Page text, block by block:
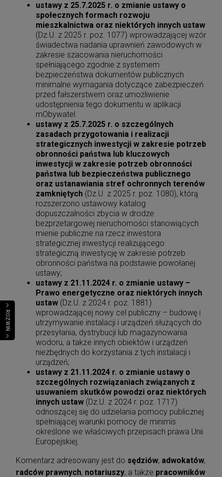
ROZWIŃ
ustawy z 25.7.2025 r. o zmianie ustawy o
społecznych formach rozwoju
mieszkalnictwa oraz niektórych innych ustaw
(Dz.U. z 2025 r. poz. 1077) wprowadzającej wzór
świadectwa nadania uprawnień zawodowych w
zakresie szacowania nieruchomości
spełniającego zgodnie z systemem
bezpieczeństwa dokumentów publicznych
minimalne wymagania dotyczące zabezpieczeń
przed fałszerstwem oraz umożliwienie
udostępnienia tego dokumentu w aplikacji
mObywatel
ustawy z 25.7.2025 r. o szczególnych
zasadach przygotowania i realizacji
strategicznych inwestycji w zakresie potrzeb
obronności państwa lub kluczowych
inwestycji w zakresie potrzeb obronności
państwa lub bezpieczeństwa publicznego
oraz ustanawiania stref ochronnych terenów
zamkniętych (Dz.U. z 2025 r. poz. 1080), którą
rozszerzono ustawowy katalog
dopuszczalności zbycia w drodze
bezprzetargowej nieruchomości stanowiących
mienie publiczne na rzecz inwestora
strategicznej inwestycji realizującego
strategiczną inwestycję w zakresie potrzeb
obronności państwa na podstawie powołanej
ustawy;
ustawy z 21.11.2024 r. o zmianie ustawy –
Prawo energetyczne oraz niektórych innych
ustaw (Dz.U. z 2024 r. poz. 1881)
wprowadzającej nowy cel publiczny – budowę i
utrzymywanie instalacji i urządzeń służących do
przesyłania, dystrybucji lub magazynowania
wodoru, a także innych obiektów i urządzeń
niezbędnych do korzystania z tych instalacji i
urządzeń;
ustawy z 21.11.2024 r. o zmianie ustawy o
szczególnych rozwiązaniach związanych z
usuwaniem skutków powodzi oraz niektórych
innych ustaw (Dz.U. z 2024 r. poz. 1717)
odnoszącej się do udzielania pomocy publicznej
spełniającej warunki pomocy de minimis
określone we właściwych przepisach prawa Unii
Europejskiej.
Komentarz adresowany jest do sędziów, adwokatów,
radców prawnych, notariuszy, a także pracowników